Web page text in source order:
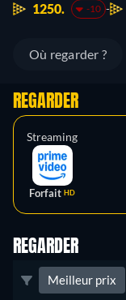
1250. -10
Où regarder ?
REGARDER
Streaming
Forfait HD
REGARDER
Meilleur prix